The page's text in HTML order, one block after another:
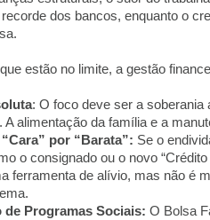
dos bancos, enquanto o
estão no limite, a gestão
: O foco deve ser a
A alimentação da família e a
por “Barata”: Se o
o consignado ou o novo
ferramenta de alívio, mas não é
de Programas Sociais: O Bolsa